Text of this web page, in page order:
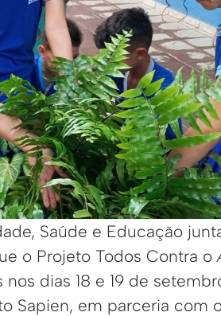
Saúde e Educação
o Projeto Todos Contra o
dias 18 e 19 de
Sapien, em parceria com